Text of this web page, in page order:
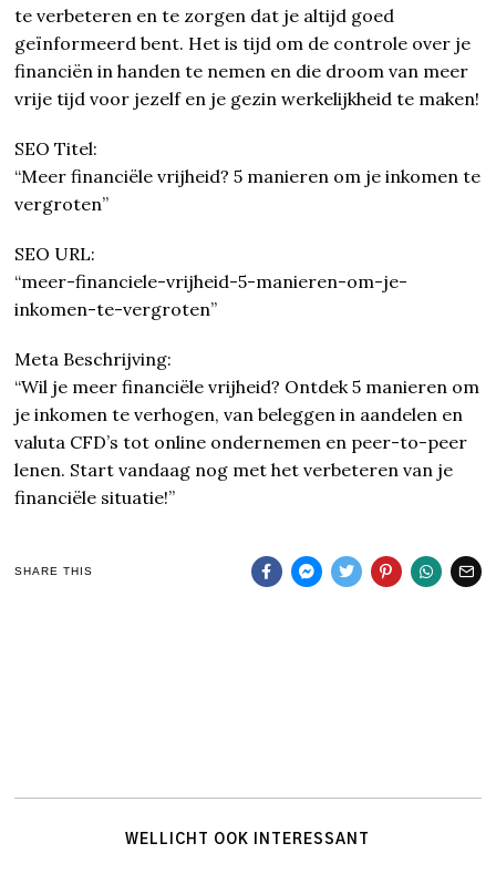
te verbeteren en te zorgen dat je altijd goed
geïnformeerd bent. Het is tijd om de controle over je
financiën in handen te nemen en die droom van meer
vrije tijd voor jezelf en je gezin werkelijkheid te maken!
SEO Titel:
“Meer financiële vrijheid? 5 manieren om je inkomen te
vergroten”
SEO URL:
“meer-financiele-vrijheid-5-manieren-om-je-
inkomen-te-vergroten”
Meta Beschrijving:
“Wil je meer financiële vrijheid? Ontdek 5 manieren om
je inkomen te verhogen, van beleggen in aandelen en
valuta CFD’s tot online ondernemen en peer-to-peer
lenen. Start vandaag nog met het verbeteren van je
financiële situatie!”
SHARE THIS
WELLICHT OOK INTERESSANT